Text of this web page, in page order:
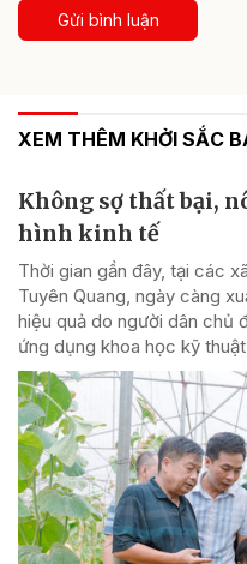
Gửi bình luận
XEM THÊM KHỞI SẮC
Không sợ thất bại,
hình kinh tế
Thời gian gần đây, tại các
Tuyên Quang, ngày càng
hiệu quả do người dân chủ
ứng dụng khoa học kỹ